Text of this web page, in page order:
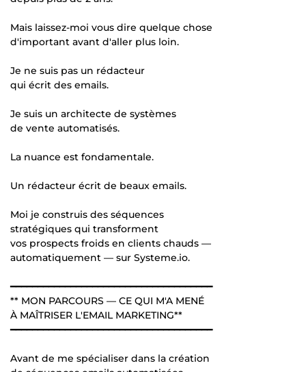
Mais laissez-moi vous dire quelque chose
d'important avant d'aller plus loin.
Je ne suis pas un rédacteur
qui écrit des emails.
Je suis un architecte de systèmes
de vente automatisés.
La nuance est fondamentale.
Un rédacteur écrit de beaux emails.
Moi je construis des séquences
stratégiques qui transforment
vos prospects froids en clients chauds —
automatiquement — sur Systeme.io.
━━━━━━━━━━━━━━━━━━━━━━━━━━━━━━━━━━━━━
** MON PARCOURS — CE QUI M'A MENÉ
À MAÎTRISER L'EMAIL MARKETING**
━━━━━━━━━━━━━━━━━━━━━━━━━━━━━━━━━━━━━
Avant de me spécialiser dans la création